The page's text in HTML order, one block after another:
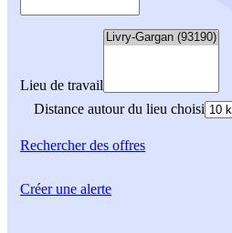
Lieu de travail
Distance autour du lieu choisi
Rechercherdes offres
Créer une alerte